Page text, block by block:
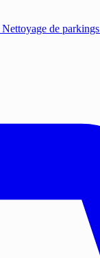
Nettoyage de parkings